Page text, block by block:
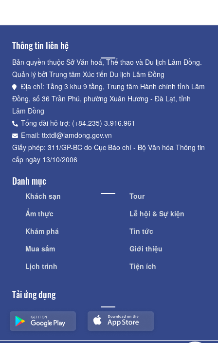
Thông tin liên hệ
Bản quyền thuộc Sở Văn hoá, Thể thao và Du lịch Lâm Đồng.
Quản lý bởi Trung tâm Xúc tiến Du lịch Lâm Đồng
Địa chỉ: Tầng 3 khu 9 tầng, Trung tâm Hành chính tỉnh Lâm
Đồng, số 36 Trần Phú, phường Xuân Hương - Đà Lạt, tỉnh
Lâm Đồng
Tổng đài hỗ trợ: (+84.235) 3.916.961
Email: ttxtdl@lamdong.gov.vn
Giấy phép: 311/GP-BC do Cục Báo chí - Bộ Văn hóa Thông tin
cấp ngày 13/10/2006
Danh mục
Khách sạn
Ẩm thực
Khám phá
Mua sắm
Lịch trình
Tour
Lễ hội & Sự kiện
Tin tức
Giới thiệu
Tiện ích
Tải ứng dụng